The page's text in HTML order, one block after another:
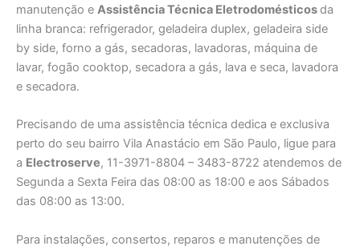
manutenção e Assistência Técnica Eletrodomésticosda
linha branca: refrigerador, geladeira duplex, geladeira side
by side, forno a gás, secadoras, lavadoras, máquina de
lavar, fogão cooktop, secadora a gás, lava e seca, lavadora
e secadora.
Precisando de uma assistência técnica dedica e exclusiva
perto do seu bairro Vila Anastácio em São Paulo, ligue para
a Electroserve, 11-3971-8804 – 3483-8722 atendemos de
Segunda a Sexta Feira das 08:00 as 18:00 e aos Sábados
das 08:00 as 13:00.
Para instalações, consertos, reparos e manutenções de